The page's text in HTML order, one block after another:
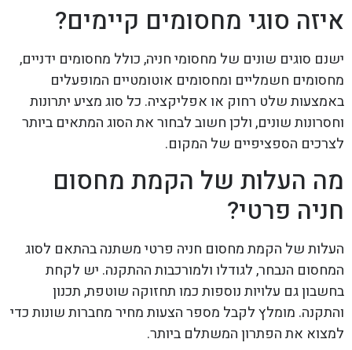
איזה סוגי מחסומים קיימים?
ישנם סוגים שונים של מחסומי חניה, כולל מחסומים ידניים,
מחסומים חשמליים ומחסומים אוטומטיים המופעלים
באמצעות שלט רחוק או אפליקציה. כל סוג מציע יתרונות
וחסרונות שונים, ולכן חשוב לבחור את הסוג המתאים ביותר
לצרכים הספציפיים של המקום.
מה העלות של הקמת מחסום
חניה פרטי?
העלות של הקמת מחסום חניה פרטי משתנה בהתאם לסוג
המחסום הנבחר, לגודלו ולמורכבות ההתקנה. יש לקחת
בחשבון גם עלויות נוספות כמו תחזוקה שוטפת, תכנון
והתקנה. מומלץ לקבל מספר הצעות מחיר מחברות שונות כדי
למצוא את הפתרון המשתלם ביותר.